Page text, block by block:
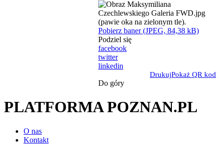
Pobierz baner (JPEG, 84,38 kB)
Podziel się
facebook
twitter
linkedin
DrukujPokaż QR kod
Do góry
PLATFORMA POZNAN.PL
O nas
Kontakt